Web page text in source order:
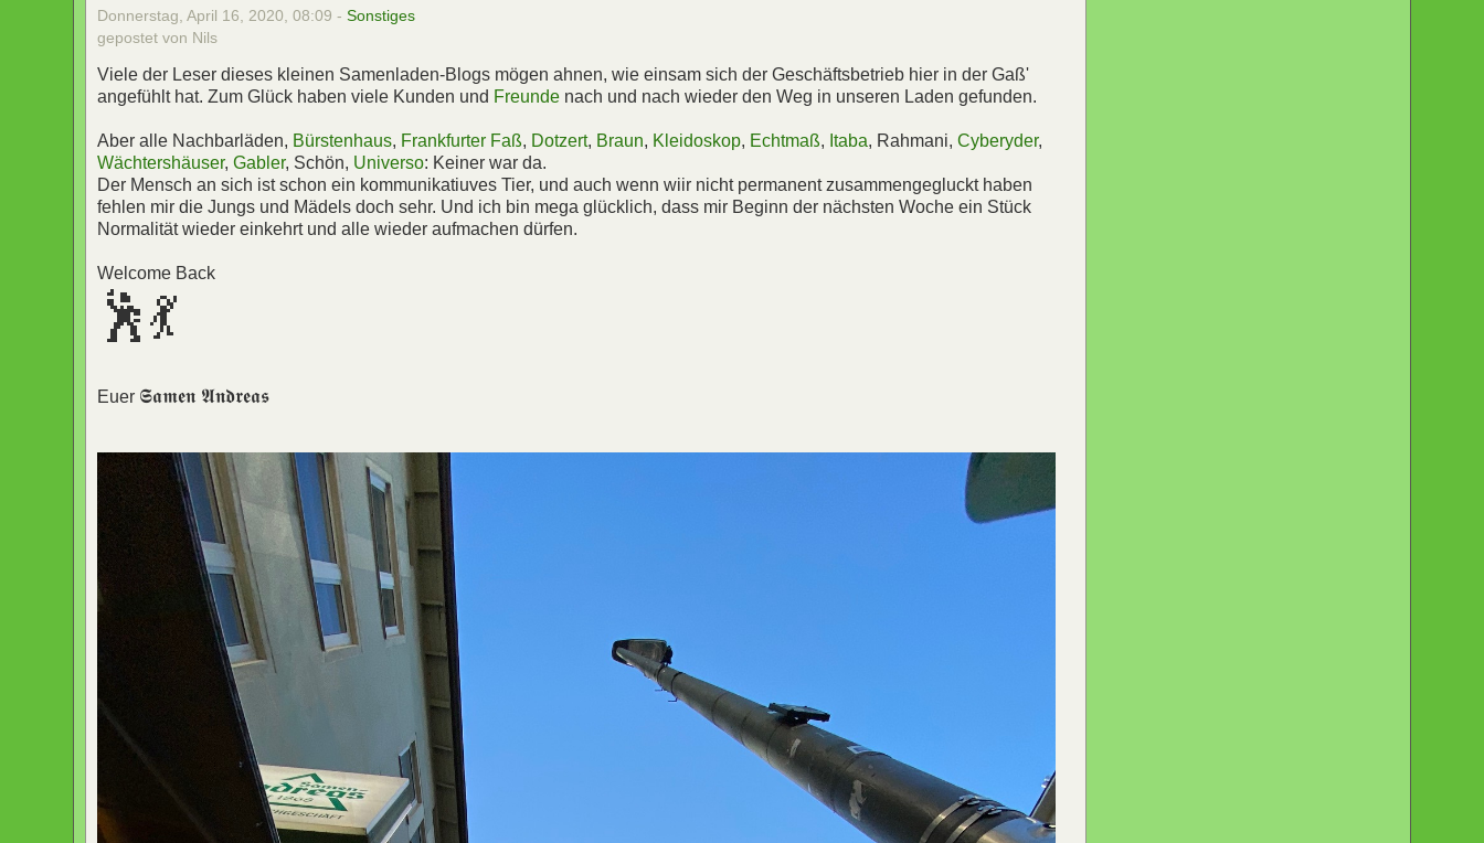
Donnerstag, April 16, 2020, 08:09 -Sonstiges
gepostet von Nils
Viele der Leser dieses kleinen Samenladen-Blogs mögen ahnen, wie einsam sich der Geschäftsbetrieb hier in der Gaß'
angefühlt hat. Zum Glück haben viele Kunden und Freunde nach und nach wieder den Weg in unseren Laden gefunden.
Aber alle Nachbarläden, Bürstenhaus, Frankfurter Faß, Dotzert, Braun, Kleidoskop, Echtmaß, Itaba, Rahmani,Cyberyder,
Wächtershäuser,Gabler, Schön, Universo: Keiner war da.
Der Mensch an sich ist schon ein kommunikatiuves Tier, und auch wenn wiir nicht permanent zusammengegluckt haben
fehlen mir die Jungs und Mädels doch sehr. Und ich bin mega glücklich, dass mir Beginn der nächsten Woche ein Stück
Normalität wieder einkehrt und alle wieder aufmachen dürfen.
Welcome Back
🕺💃
Euer 𝕾𝖆𝖒𝖊𝖓 𝕬𝖓𝖉𝖗𝖊𝖆𝖘